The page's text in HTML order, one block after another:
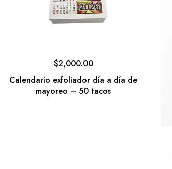
Calendario exfoliador día a día de
mayoreo – 50 tacos
$2,000.00